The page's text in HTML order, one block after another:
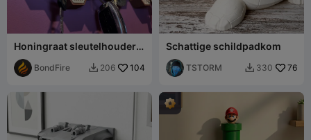
Honingraat sleutelhouder-
sleutelhanger
BondFire  206 104
Schattige schildpadkom
TSTORM  330 76